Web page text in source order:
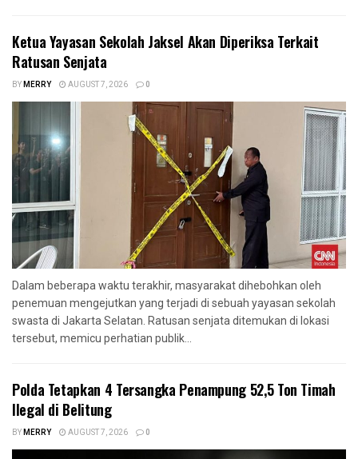
Ketua Yayasan Sekolah Jaksel Akan Diperiksa Terkait
Ratusan Senjata
BYMERRY AUGUST 7, 2026 0
Dalam beberapa waktu terakhir, masyarakat dihebohkan oleh
penemuan mengejutkan yang terjadi di sebuah yayasan sekolah
swasta di Jakarta Selatan. Ratusan senjata ditemukan di lokasi
tersebut, memicu perhatian publik...
Polda Tetapkan 4 Tersangka Penampung 52,5 Ton Timah
Ilegal di Belitung
BYMERRY AUGUST 7, 2026 0